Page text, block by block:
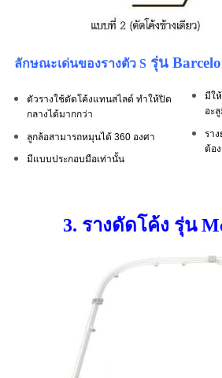
ลักษณะเด่นของรางตัว Sรุ่น
ตัวรางใช้ดัดโค้งแทนสไลด์ ทำให้ปิด
กลางได้มากกว่า
ลูกล้อสามารถหมุนได้ 360 องศา
มีแบบประกอบมือเท่านั้น
มีใ
อะ
รา
ต้อ
3. รางดัดโค้ง รุ่น